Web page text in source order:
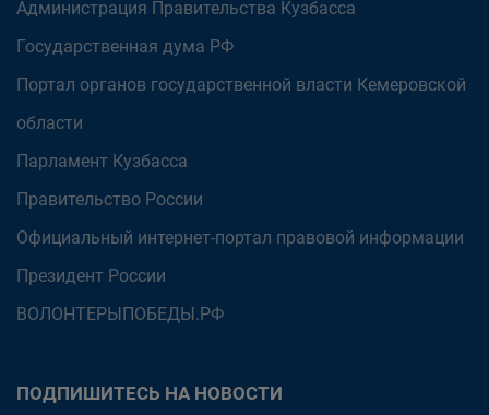
Администрация Правительства Кузбасса
Государственная дума РФ
Портал органов государственной власти Кемеровской
области
Парламент Кузбасса
Правительство России
Официальный интернет-портал правовой информации
Президент России
ВОЛОНТЕРЫПОБЕДЫ.РФ
ПОДПИШИТЕСЬ НА НОВОСТИ